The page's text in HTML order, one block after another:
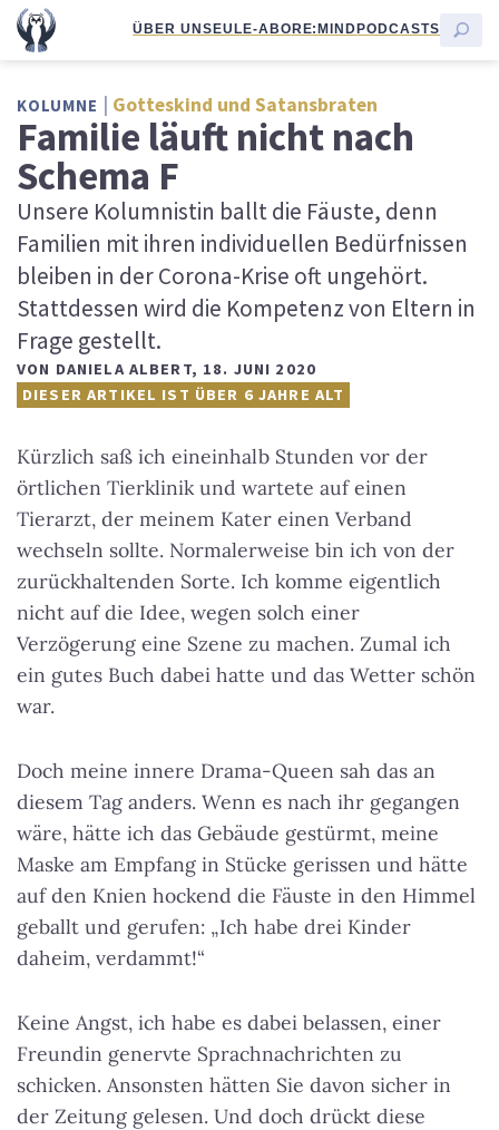
ÜBER UNSEULE-ABORE:MINDPODCASTS
KOLUMNE Gotteskind und Satansbraten
Familie läuft nicht nach
Schema F
Unsere Kolumnistin ballt die Fäuste, denn
Familien mit ihren individuellen Bedürfnissen
bleiben in der Corona-Krise oft ungehört.
Stattdessen wird die Kompetenz von Eltern in
Frage gestellt.
VON DANIELA ALBERT, 18. JUNI 2020
DIESER ARTIKEL IST ÜBER 6 JAHRE ALT
Kürzlich saß ich eineinhalb Stunden vor der
örtlichen Tierklinik und wartete auf einen
Tierarzt, der meinem Kater einen Verband
wechseln sollte. Normalerweise bin ich von der
zurückhaltenden Sorte. Ich komme eigentlich
nicht auf die Idee, wegen solch einer
Verzögerung eine Szene zu machen. Zumal ich
ein gutes Buch dabei hatte und das Wetter schön
war.
Doch meine innere Drama-Queen sah das an
diesem Tag anders. Wenn es nach ihr gegangen
wäre, hätte ich das Gebäude gestürmt, meine
Maske am Empfang in Stücke gerissen und hätte
auf den Knien hockend die Fäuste in den Himmel
geballt und gerufen: „Ich habe drei Kinder
daheim, verdammt!“
Keine Angst, ich habe es dabei belassen, einer
Freundin genervte Sprachnachrichten zu
schicken. Ansonsten hätten Sie davon sicher in
der Zeitung gelesen. Und doch drückt diese